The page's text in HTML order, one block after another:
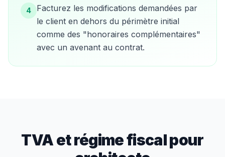
4
Facturez les modifications demandées par
le client en dehors du périmètre initial
comme des "honoraires complémentaires"
avec un avenant au contrat.
TVA et régime fiscal pour